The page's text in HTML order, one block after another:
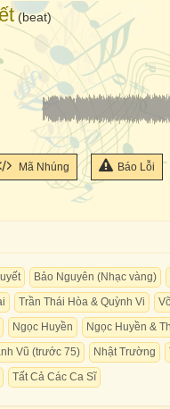
(beat)
Mã Nhúng Báo Lỗi
Bảo Nguyên (Nhạc vàng)
Trần Thái Hòa & Quỳnh Vi
Ngọc Huyền Ngọc Huyền &
Vũ (trước 75) Nhật Trường
Tất Cả Các Ca Sĩ